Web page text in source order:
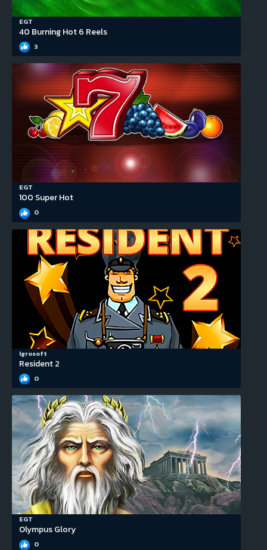
EGT
40 Burning Hot 6 Reels
3
EGT
100 Super Hot
0
Igrosoft
Resident 2
0
EGT
Olympus Glory
0